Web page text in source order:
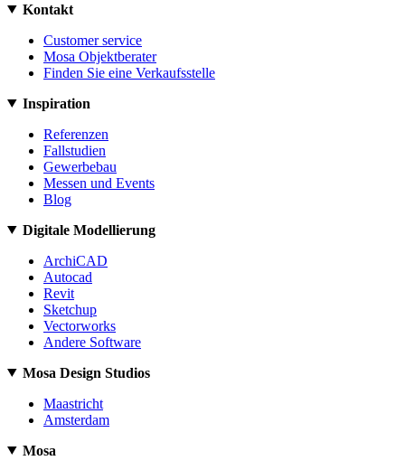
Kontakt
Customer service
Mosa Objektberater
Finden Sie eine Verkaufsstelle
Inspiration
Referenzen
Fallstudien
Gewerbebau
Messen und Events
Blog
Digitale Modellierung
ArchiCAD
Autocad
Revit
Sketchup
Vectorworks
Andere Software
Mosa Design Studios
Maastricht
Amsterdam
Mosa